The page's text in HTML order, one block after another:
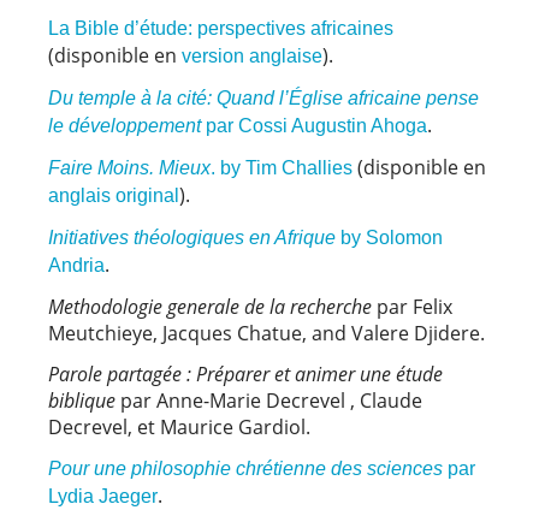
La Bible d’étude: perspectives africaines
(disponible en version anglaise).
Du temple à la cité: Quand l’Église africaine pense
le développement par Cossi Augustin Ahoga.
Faire Moins. Mieux. by Tim Challies (disponible en
anglais original ).
Initiatives théologiques en Afrique by Solomon
Andria.
Methodologie generale de la recherche par Felix
Meutchieye, Jacques Chatue, and Valere Djidere.
Parole partagée : Préparer et animer une étude
biblique par Anne-Marie Decrevel , Claude
Decrevel, et Maurice Gardiol.
Pour une philosophie chrétienne des sciences par
Lydia Jaeger.